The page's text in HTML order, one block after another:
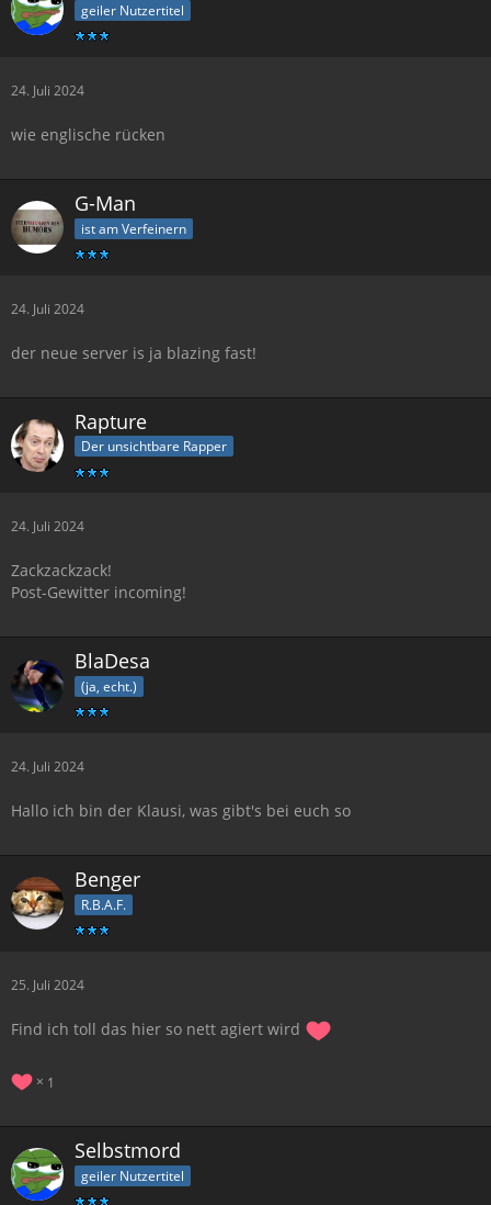
geiler Nutzertitel
24. Juli 2024
wie englische rücken
G-Man
ist am Verfeinern
24. Juli 2024
der neue server is ja blazing fast!
Rapture
Der unsichtbare Rapper
24. Juli 2024
Zackzackzack!
Post-Gewitter incoming!
BlaDesa
(ja, echt.)
24. Juli 2024
Hallo ich bin der Klausi, was gibt's bei euch so
Benger
R.B.A.F.
25. Juli 2024
Find ich toll das hier so nett agiert wird
1
Selbstmord
geiler Nutzertitel